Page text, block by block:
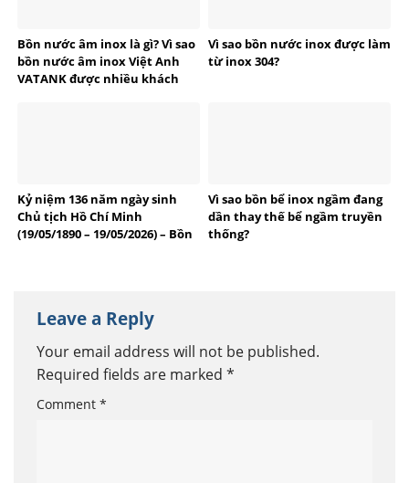
Bồn nước âm inox là gì? Vì sao
bồn nước âm inox Việt Anh
VATANK được nhiều khách
Vì sao bồn nước inox được làm
từ inox 304?
Kỷ niệm 136 năm ngày sinh
Chủ tịch Hồ Chí Minh
(19/05/1890 – 19/05/2026) – Bồn
Vì sao bồn bể inox ngầm đang
dần thay thế bể ngầm truyền
thống?
Leave a Reply
Your email address will not be published.
Required fields are marked *
Comment *